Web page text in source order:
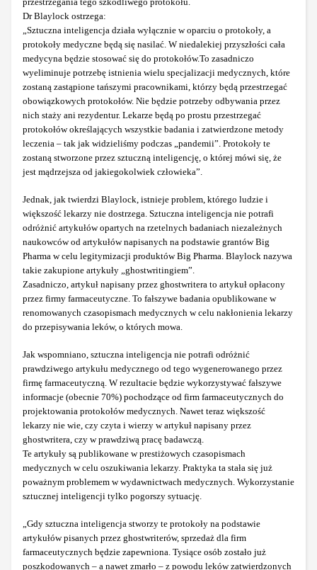
Dr Blaylock ostrzega:
„Sztuczna inteligencja działa wyłącznie w oparciu o protokoły, a
protokoły medyczne będą się nasilać. W niedalekiej przyszłości cała
medycyna będzie stosować się do protokołów.To zasadniczo
wyeliminuje potrzebę istnienia wielu specjalizacji medycznych, które
zostaną zastąpione tańszymi pracownikami, którzy będą przestrzegać
obowiązkowych protokołów. Nie będzie potrzeby odbywania przez
nich staży ani rezydentur. Lekarze będą po prostu przestrzegać
protokołów określających wszystkie badania i zatwierdzone metody
leczenia – tak jak widzieliśmy podczas „pandemii”. Protokoły te
zostaną stworzone przez sztuczną inteligencję, o której mówi się, że
jest mądrzejsza od jakiegokolwiek człowieka”.
Jednak, jak twierdzi Blaylock, istnieje problem, którego ludzie i
większość lekarzy nie dostrzega. Sztuczna inteligencja nie potrafi
odróżnić artykułów opartych na rzetelnych badaniach niezależnych
naukowców od artykułów napisanych na podstawie grantów Big
Pharma w celu legitymizacji produktów Big Pharma. Blaylock nazywa
takie zakupione artykuły „ghostwritingiem”.
Zasadniczo, artykuł napisany przez ghostwritera to artykuł opłacony
przez firmy farmaceutyczne. To fałszywe badania opublikowane w
renomowanych czasopismach medycznych w celu nakłonienia lekarzy
do przepisywania leków, o których mowa.
Jak wspomniano, sztuczna inteligencja nie potrafi odróżnić
prawdziwego artykułu medycznego od tego wygenerowanego przez
firmę farmaceutyczną. W rezultacie będzie wykorzystywać fałszywe
informacje (obecnie 70%) pochodzące od firm farmaceutycznych do
projektowania protokołów medycznych. Nawet teraz większość
lekarzy nie wie, czy czyta i wierzy w artykuł napisany przez
ghostwritera, czy w prawdziwą pracę badawczą.
Te artykuły są publikowane w prestiżowych czasopismach
medycznych w celu oszukiwania lekarzy. Praktyka ta stała się już
poważnym problemem w wydawnictwach medycznych. Wykorzystanie
sztucznej inteligencji tylko pogorszy sytuację.
„Gdy sztuczna inteligencja stworzy te protokoły na podstawie
artykułów pisanych przez ghostwriterów, sprzedaż dla firm
farmaceutycznych będzie zapewniona. Tysiące osób zostało już
poszkodowanych – a nawet zmarło – z powodu leków zatwierdzonych